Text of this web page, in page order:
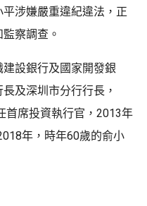
涉嫌嚴重違紀違法，正
察調查。
設銀行及國家開發銀
及深圳市分行行長，
首席投資執行官，2013年
年，時年60歲的俞小